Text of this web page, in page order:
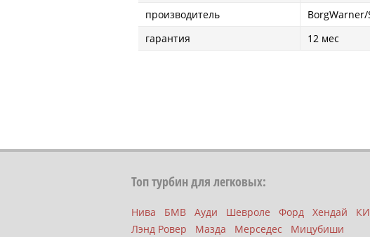
производитель
гарантия
12 мес
Топ турбин для легковых:
Нива БМВ Ауди Шевроле Форд Хендай
Лэнд Ровер
Мазда Мерседес Мицубиши